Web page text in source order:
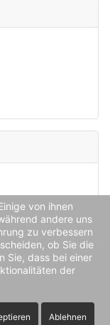
von ihnen
andere uns
zu verbessern
ob Sie die
Sie, dass bei einer
der
Ablehnen